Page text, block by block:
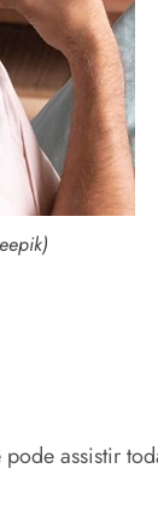
assistir